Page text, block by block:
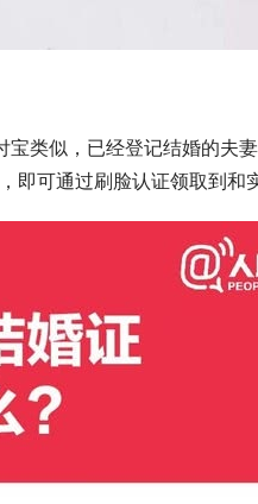
类似，已经登记结婚的夫
即可通过刷脸认证领取到和